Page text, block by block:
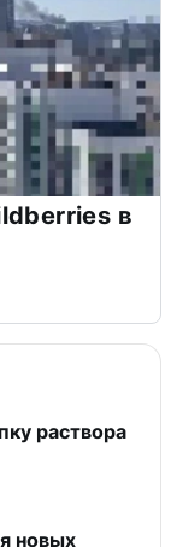
в
раствора
новых